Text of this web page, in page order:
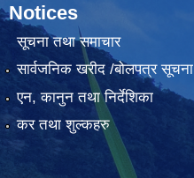
Notices
सूचना तथा समाचार
सार्वजनिक खरीद /बोलपत्र सूचना
एन, कानुन तथा निर्देशिका
कर तथा शुल्कहरु